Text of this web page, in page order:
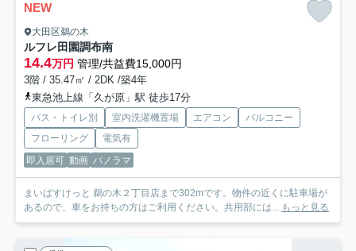
NEW
大田区鵜の木
ルフレ田園調布南
14.4万円 管理/共益費15,000円
3階 / 35.47㎡ / 2DK /築4年
東急池上線「久が原」駅 徒歩17分
バス・トイレ別 室内洗濯機置場 エアコン
バルコニー
フローリング
電気有
即入居可 動画 パノラマ
まいばすけっと 鵜の木２丁目店まで302mです。物件の近くに駐車場が
あるので、車をお持ちの方はご利用ください。共用部には... もっと見る